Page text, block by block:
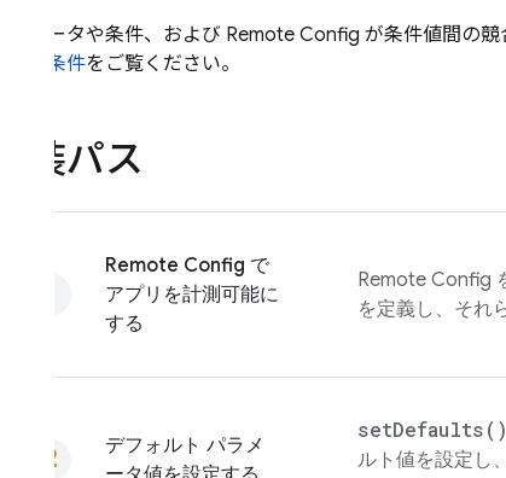
パラメータや条件、および Remote Config が条件値間の競
ータと条件をご覧ください。
実装パス
Remote Config で
アプリを計測可能に
する
Remote Config
を定義し、それ
デフォルト パラメ
setDefaults()
ルト値を設定し